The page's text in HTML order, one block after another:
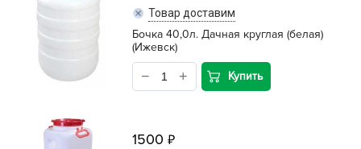
Товар доставим
Бочка 40,0л. Дачная круглая (белая)
(Ижевск)
Купить
1500